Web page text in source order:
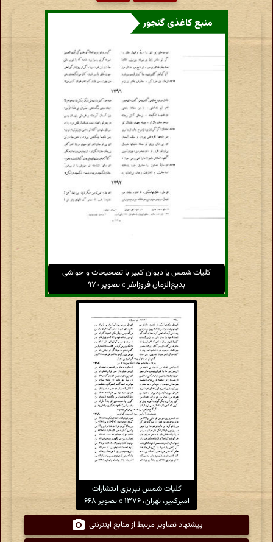
منبع کاغذی گنجور
کلیات شمس یا دیوان کبیر با تصحیحات و حواشی
بدیع‌الزمان فروزانفر » تصویر ۹۷۰
کلیات شمس تبریزی انتشارات
امیرکبیر، تهران، ۱۳۷۶ » تصویر ۶۶۸
پیشنهاد تصاویر مرتبط از منابع اینترنتی